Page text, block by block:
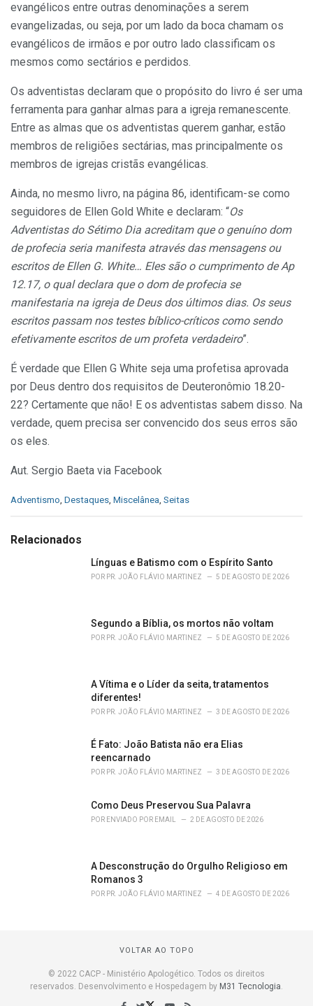
evangélicos entre outras denominações a serem
evangelizadas, ou seja, por um lado da boca chamam os
evangélicos de irmãos e por outro lado classificam os
mesmos como sectários e perdidos.
Os adventistas declaram que o propósito do livro é ser uma
ferramenta para ganhar almas para a igreja remanescente.
Entre as almas que os adventistas querem ganhar, estão
membros de religiões sectárias, mas principalmente os
membros de igrejas cristãs evangélicas.
Ainda, no mesmo livro, na página 86, identificam-se como
seguidores de Ellen Gold White e declaram: “Os
Adventistas do Sétimo Dia acreditam que o genuíno dom
de profecia seria manifesta através das mensagens ou
escritos de Ellen G. White… Eles são o cumprimento de Ap
12.17, o qual declara que o dom de profecia se
manifestaria na igreja de Deus dos últimos dias. Os seus
escritos passam nos testes bíblico-críticos como sendo
efetivamente escritos de um profeta verdadeiro”.
É verdade que Ellen G White seja uma profetisa aprovada
por Deus dentro dos requisitos de Deuteronômio 18.20-
22? Certamente que não! E os adventistas sabem disso. Na
verdade, quem precisa ser convencido dos seus erros são
os eles.
Aut. Sergio Baeta via Facebook
C
e
Adventismo, Destaques, Miscelânea, Seitas
Relacionados
Línguas e Batismo com o Espírito Santo
POR PR. JOÃO FLÁVIO MARTINEZ 5 DE AGOSTO DE 2026
Segundo a Bíblia, os mortos não voltam
POR PR. JOÃO FLÁVIO MARTINEZ 5 DE AGOSTO DE 2026
A Vítima e o Líder da seita, tratamentos
diferentes!
POR PR. JOÃO FLÁVIO MARTINEZ 3 DE AGOSTO DE 2026
É Fato: João Batista não era Elias
reencarnado
POR PR. JOÃO FLÁVIO MARTINEZ 3 DE AGOSTO DE 2026
Como Deus Preservou Sua Palavra
POR ENVIADO POR EMAIL 2 DE AGOSTO DE 2026
A Desconstrução do Orgulho Religioso em
Romanos 3
POR PR. JOÃO FLÁVIO MARTINEZ 4 DE AGOSTO DE 2026
VOLTAR AO TOPO
© 2022 CACP - Ministério Apologético. Todos os direitos
reservados. Desenvolvimento e Hospedagem by M31 Tecnologia.